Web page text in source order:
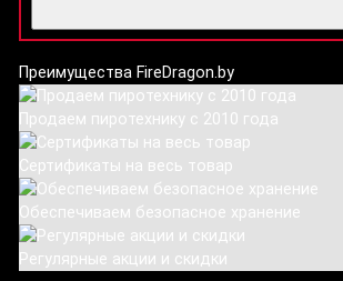
Преимущества FireDragon.by
Продаем пиротехнику с 2010 года
Сертификаты на весь товар
Обеспечиваем безопасное хранение
Регулярные акции и скидки